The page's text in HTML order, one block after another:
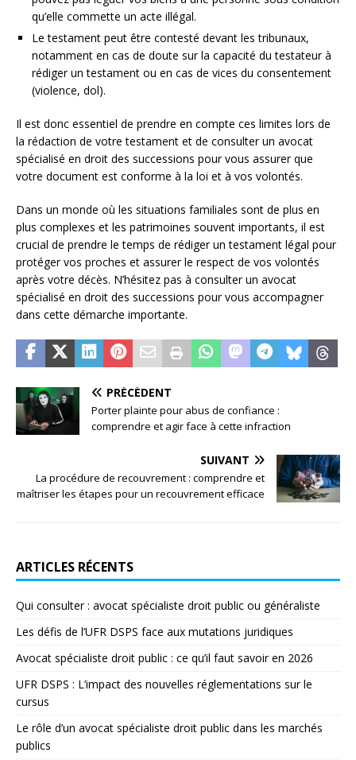
qu’elle commette un acte illégal.
Le testament peut être contesté devant les tribunaux,
notamment en cas de doute sur la capacité du testateur à
rédiger un testament ou en cas de vices du consentement
(violence, dol).
Il est donc essentiel de prendre en compte ces limites lors de
la rédaction de votre testament et de consulter un avocat
spécialisé en droit des successions pour vous assurer que
votre document est conforme à la loi et à vos volontés.
Dans un monde où les situations familiales sont de plus en
plus complexes et les patrimoines souvent importants, il est
crucial de prendre le temps de rédiger un testament légal pour
protéger vos proches et assurer le respect de vos volontés
après votre décès. N’hésitez pas à consulter un avocat
spécialisé en droit des successions pour vous accompagner
dans cette démarche importante.
PRÉCÉDENT
Porter plainte pour abus de confiance :
comprendre et agir face à cette infraction
SUIVANT
La procédure de recouvrement : comprendre et
maîtriser les étapes pour un recouvrement efficace
ARTICLES RÉCENTS
Qui consulter : avocat spécialiste droit public ou généraliste
Les défis de l’UFR DSPS face aux mutations juridiques
Avocat spécialiste droit public : ce qu’il faut savoir en 2026
UFR DSPS : L’impact des nouvelles réglementations sur le
cursus
Le rôle d’un avocat spécialiste droit public dans les marchés
publics